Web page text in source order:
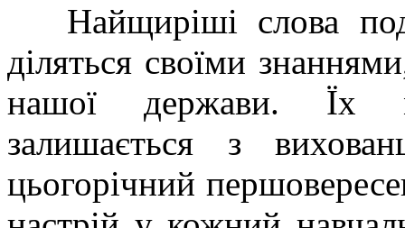
Найщиріші слова
діляться своїми
нашої держави. Їх
залишається з
цьогорічний